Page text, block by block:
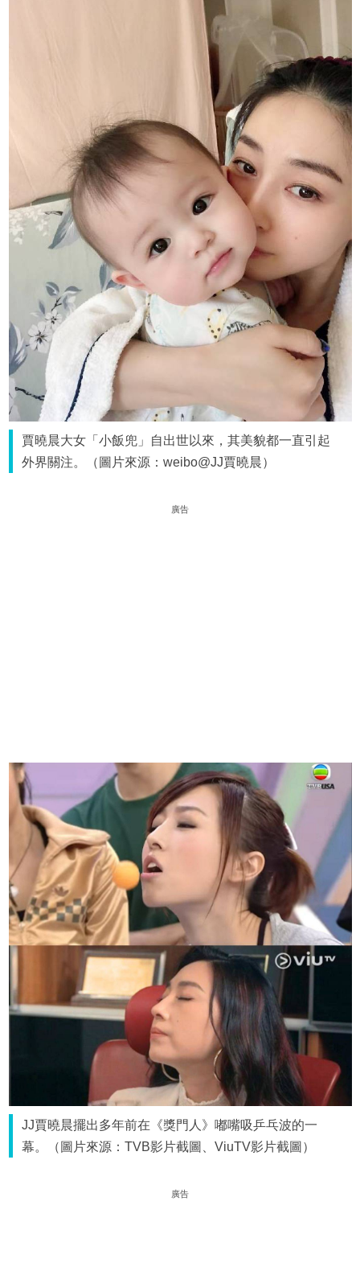
賈曉晨大女「小飯兜」自出世以來，其美貌都一直引起
外界關注。（圖片來源：weibo@JJ賈曉晨）
廣告
JJ賈曉晨擺出多年前在《獎門人》嘟嘴吸乒乓波的一
幕。（圖片來源：TVB影片截圖、ViuTV影片截圖）
廣告